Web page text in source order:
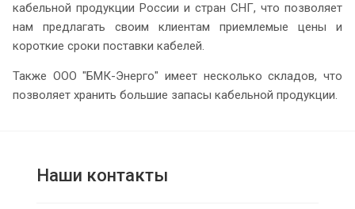
кабельной продукции России и стран СНГ, что позволяет
нам предлагать своим клиентам приемлемые цены и
короткие сроки поставки кабелей.
Также ООО "БМК-Энерго" имеет несколько складов, что
позволяет хранить большие запасы кабельной продукции.
Наши контакты